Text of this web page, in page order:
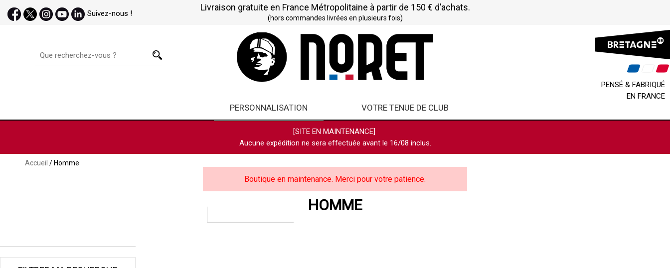
Suivez-nous !
Livraison gratuite en France Métropolitaine à partir de 150 € d’achats.
(hors commandes livrées en plusieurs fois)
PENSÉ & FABRIQUÉ
EN FRANCE
PERSONNALISATION VOTRE TENUE DE CLUB
[SITE EN MAINTENANCE]
Aucune expédition ne sera effectuée avant le 16/08 inclus.
Accueil / Homme
Boutique en maintenance. Merci pour votre patience.
HOMME